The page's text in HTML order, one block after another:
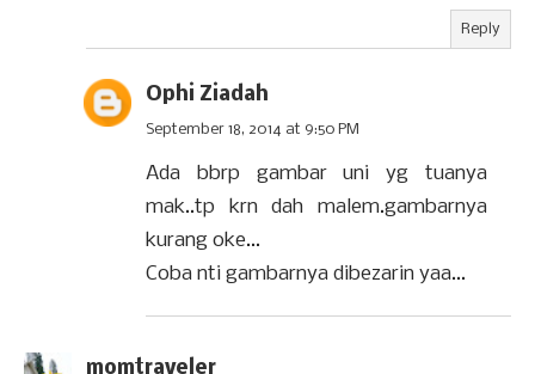
Reply
Ophi Ziadah
September 18, 2014 at 9:50 PM
Ada bbrp gambar uni yg tuanya
mak..tp krn dah malem.gambarnya
kurang oke...
Coba nti gambarnya dibezarin yaa...
momtraveler